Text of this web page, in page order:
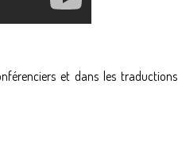
et dans les traductions